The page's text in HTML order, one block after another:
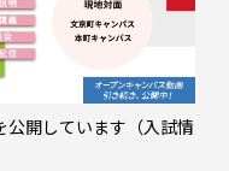
開しています（入試情